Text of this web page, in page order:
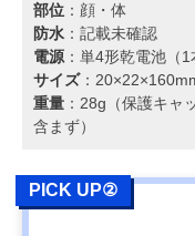
部位 ：顔・体
防水 ：記載未確認
電源：単4形乾電池（1
サイズ：
重量 ：28g（保護キャ
含まず）
PICK UP②